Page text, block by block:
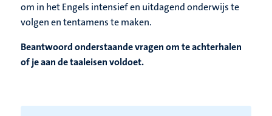
om in het Engels intensief en uitdagend onderwijs te
volgen en tentamens te maken.
Beantwoord onderstaande vragen om te achterhalen
of je aan de taaleisen voldoet.